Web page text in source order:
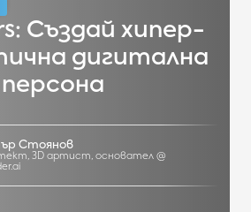
Създай хипер-
дигитална
персона
Стоянов
3D артист, основател @